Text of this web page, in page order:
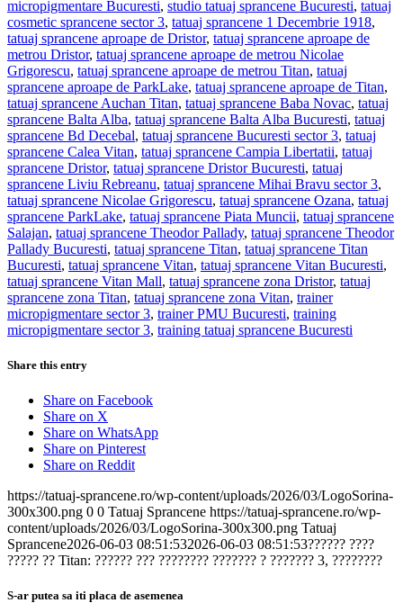
micropigmentare Bucuresti, studio tatuaj sprancene Bucuresti, tatuaj
cosmetic sprancene sector 3, tatuaj sprancene 1 Decembrie 1918,
tatuaj sprancene aproape de Dristor, tatuaj sprancene aproape de
metrou Dristor, tatuaj sprancene aproape de metrou Nicolae
Grigorescu, tatuaj sprancene aproape de metrou Titan, tatuaj
sprancene aproape de ParkLake, tatuaj sprancene aproape de Titan,
tatuaj sprancene Auchan Titan, tatuaj sprancene Baba Novac, tatuaj
sprancene Balta Alba, tatuaj sprancene Balta Alba Bucuresti, tatuaj
sprancene Bd Decebal, tatuaj sprancene Bucuresti sector 3, tatuaj
sprancene Calea Vitan, tatuaj sprancene Campia Libertatii, tatuaj
sprancene Dristor, tatuaj sprancene Dristor Bucuresti, tatuaj
sprancene Liviu Rebreanu, tatuaj sprancene Mihai Bravu sector 3,
tatuaj sprancene Nicolae Grigorescu, tatuaj sprancene Ozana, tatuaj
sprancene ParkLake, tatuaj sprancene Piata Muncii, tatuaj sprancene
Salajan, tatuaj sprancene Theodor Pallady, tatuaj sprancene Theodor
Pallady Bucuresti, tatuaj sprancene Titan, tatuaj sprancene Titan
Bucuresti, tatuaj sprancene Vitan, tatuaj sprancene Vitan Bucuresti,
tatuaj sprancene Vitan Mall, tatuaj sprancene zona Dristor, tatuaj
sprancene zona Titan, tatuaj sprancene zona Vitan, trainer
micropigmentare sector 3, trainer PMU Bucuresti, training
micropigmentare sector 3, training tatuaj sprancene Bucuresti
Share this entry
Share on Facebook
Share on X
Share on WhatsApp
Share on Pinterest
Share on Reddit
https://tatuaj-sprancene.ro/wp-content/uploads/2026/03/LogoSorina-
300x300.png 0 0 Tatuaj Sprancene https://tatuaj-sprancene.ro/wp-
content/uploads/2026/03/LogoSorina-300x300.png Tatuaj
Sprancene2026-06-03 08:51:532026-06-03 08:51:53?????? ????
????? ?? Titan: ?????? ??? ???????? ??????? ? ??????? 3, ????????
S-ar putea sa iti placa de asemenea